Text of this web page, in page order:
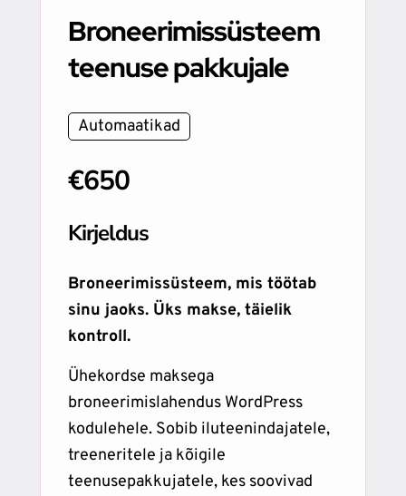
Broneerimissüsteem
teenuse pakkujale
Automaatikad
€650
Kirjeldus
Broneerimissüsteem, mis töötab
sinu jaoks. Üks makse, täielik
kontroll.
Ühekordse maksega
broneerimislahendus WordPress
kodulehele. Sobib iluteenindajatele,
treeneritele ja kõigile
teenusepakkujatele, kes soovivad